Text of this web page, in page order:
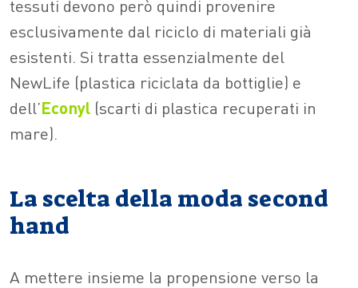
tessuti devono però quindi provenire
esclusivamente dal riciclo di materiali già
esistenti. Si tratta essenzialmente del
NewLife (plastica riciclata da bottiglie) e
dell’Econyl (scarti di plastica recuperati in
mare).
La scelta della moda second
hand
A mettere insieme la propensione verso la